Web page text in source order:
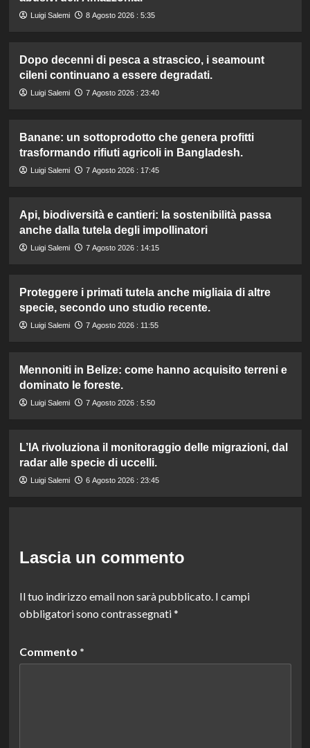
Luigi Salemi 8 Agosto 2026 : 5:35
Dopo decenni di pesca a strascico, i seamount
cileni continuano a essere degradati.
Luigi Salemi 7 Agosto 2026 : 23:40
Banane: un sottoprodotto che genera profitti
trasformando rifiuti agricoli in Bangladesh.
Luigi Salemi 7 Agosto 2026 : 17:45
Api, biodiversità e cantieri: la sostenibilità passa
anche dalla tutela degli impollinatori
Luigi Salemi 7 Agosto 2026 : 14:15
Proteggere i primati tutela anche migliaia di altre
specie, secondo uno studio recente.
Luigi Salemi 7 Agosto 2026 : 11:55
Mennoniti in Belize: come hanno acquisito terreni e
dominato le foreste.
Luigi Salemi 7 Agosto 2026 : 5:50
L’IA rivoluziona il monitoraggio delle migrazioni, dal
radar alle specie di uccelli.
Luigi Salemi 6 Agosto 2026 : 23:45
Lascia un commento
Il tuo indirizzo email non sarà pubblicato. I campi
obbligatori sono contrassegnati*
Commento *